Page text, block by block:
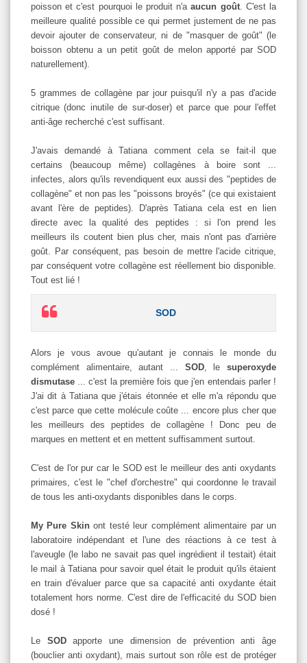
poisson et c'est pourquoi le produit n'aaucun goût. C'est la
meilleure qualité possible ce qui permet justement de ne pas
devoir ajouter de conservateur, ni de "masquer de goût" (le
boisson obtenu a un petit goût de melon apporté par SOD
naturellement).
5 grammes de collagène par jour puisqu'il n'y a pas d'acide
citrique (donc inutile de sur-doser) et parce que pour l'effet
anti-âge recherché c'est suffisant.
J'avais demandé à Tatiana comment cela se fait-il que
certains (beaucoup même) collagènes à boire sont ...
infectes, alors qu'ils revendiquent eux aussi des "peptides de
collagène" et non pas les "poissons broyés" (ce qui existaient
avant l'ère de peptides). D'après Tatiana cela est en lien
directe avec la qualité des peptides : si l'on prend les
meilleurs ils coutent bien plus cher, mais n'ont pas d'arrière
goût. Par conséquent, pas besoin de mettre l'acide citrique,
par conséquent votre collagène est réellement bio disponible.
Tout est lié !
SOD
Alors je vous avoue qu'autant je connais le monde du
complément alimentaire, autant ...
SOD, lesuperoxyde
dismutase ... c'est la première fois que j'en entendais parler !
J'ai dit à Tatiana que j'étais étonnée et elle m'a répondu que
c'est parce que cette molécule coûte ... encore plus cher que
les meilleurs des peptides de collagène ! Donc peu de
marques en mettent et en mettent suffisamment surtout.
C'est de l'or pur car le SOD est le meilleur des anti oxydants
primaires, c'est le "chef d'orchestre" qui coordonne le travail
de tous les anti-oxydants disponibles dans le corps.
My Pure Skinont testé leur complément alimentaire par un
laboratoire indépendant et l'une des réactions à ce test à
l'aveugle (le labo ne savait pas quel ingrédient il testait) était
le mail à Tatiana pour savoir quel était le produit qu'ils étaient
en train d'évaluer parce que sa capacité anti oxydante était
totalement hors norme. C'est dire de l'efficacité du SOD bien
dosé !
Le SODapporte une dimension de prévention anti âge
(bouclier anti oxydant), mais surtout son rôle est de protéger